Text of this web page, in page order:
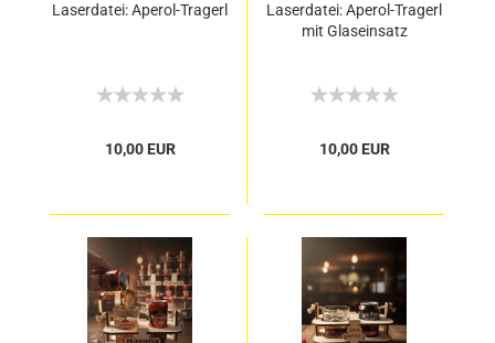
Laserdatei: Aperol-Tragerl
10,00 EUR
Laserdatei: Aperol-Tragerl
mit Glaseinsatz
10,00 EUR